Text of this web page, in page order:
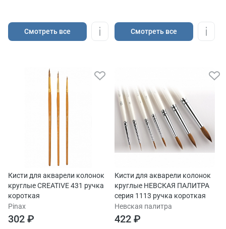
Cмотреть все Cмотреть все
Кисти для акварели колонок
круглые CREATIVE 431 ручка
короткая
Pinax
302 ₽
Кисти для акварели колонок
круглые НЕВСКАЯ ПАЛИТРА
серия 1113 ручка короткая
Невская палитра
422 ₽